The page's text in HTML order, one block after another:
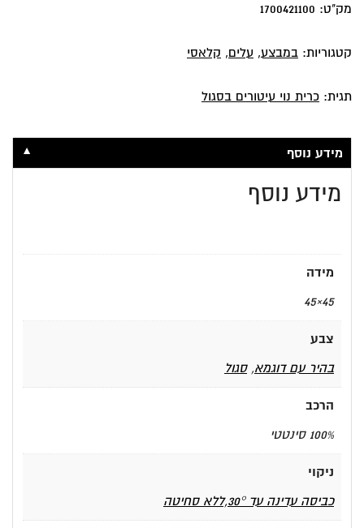
מק"ט: 1700421100
קטגוריות: במבצע, עלים, קלאסי
תגית: כרית נוי עיטורים בסגול
מידע נוסף ▼
מידע נוסף
מידה
45×45
צבע
בהיר עם דוגמא,סגול
הרכב
100% סינטטי
ניקוי
כביסה עדינה עד 30°,ללא סחיטה